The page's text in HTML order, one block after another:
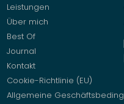
Leistungen
Über mich
Best Of
Journal
Kontakt
Cookie-Richtlinie (EU)
Allgemeine